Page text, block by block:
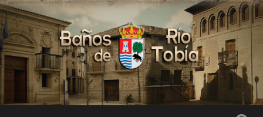
Saltar
al
contenido
Buscar
Baños de Río Tobía